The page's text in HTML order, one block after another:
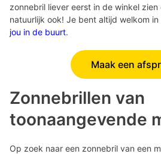
zonnebril liever eerst in de winkel zien
natuurlijk ook! Je bent altijd welkom in
jou in de buurt.
Maak een
Zonnebrillen van
toonaangevende
Op zoek naar een zonnebril van een